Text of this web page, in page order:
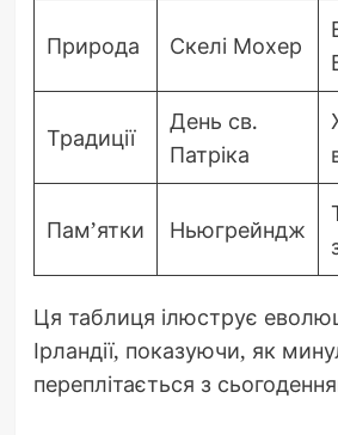
Природа Скелі Мохер
Традиції
День св.
Патріка
Пам’ятки Ньюгрейндж
Ця таблиця ілюструє
Ірландії, показуючи, як
переплітається з